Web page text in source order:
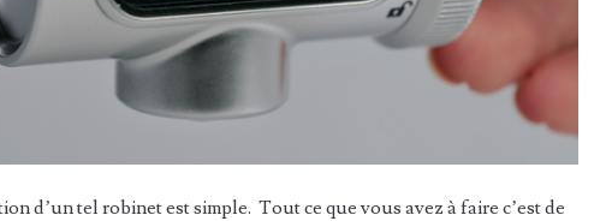
d’un tel robinet est simple. Tout ce que vous avez à faire c’est de